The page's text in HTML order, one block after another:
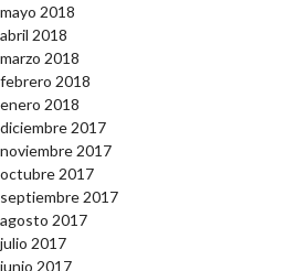
mayo 2018
abril 2018
marzo 2018
febrero 2018
enero 2018
diciembre 2017
noviembre 2017
octubre 2017
septiembre 2017
agosto 2017
julio 2017
junio 2017